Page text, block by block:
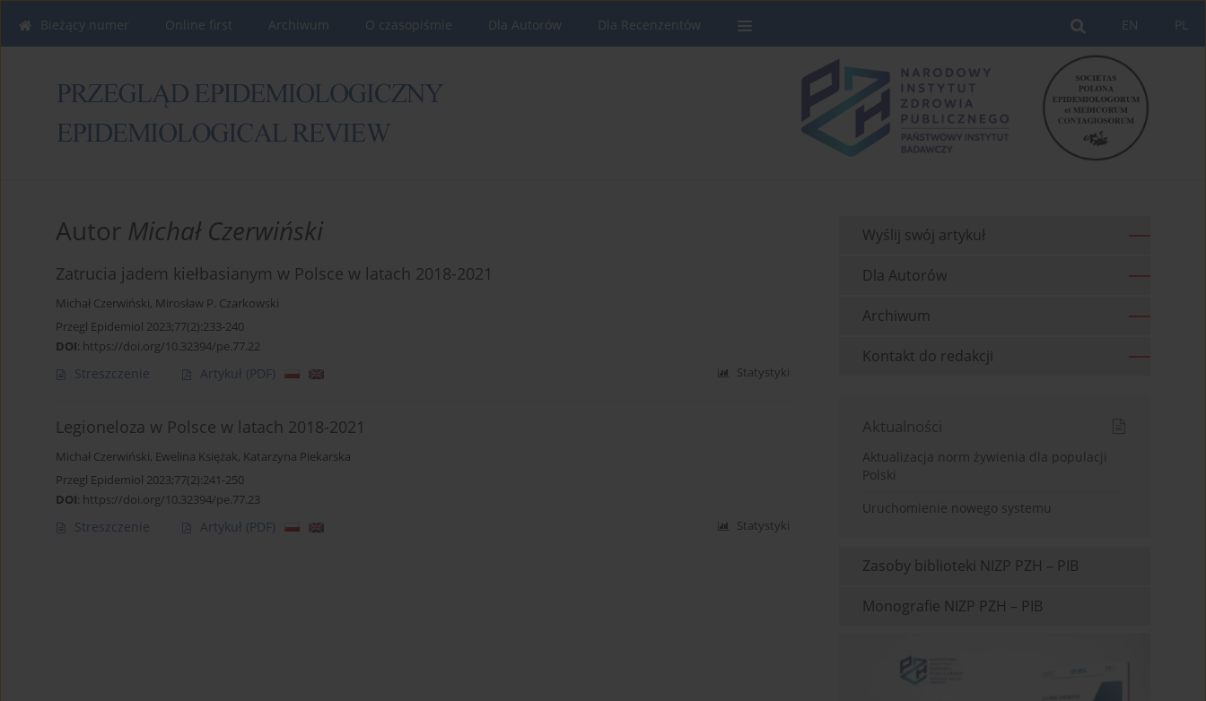
PL
EN
Bieżący numer Online first Archiwum O czasopiśmie Dla Autorów Dla Recenzentów
Autor Michał Czerwiński
Zatrucia jadem kiełbasianym w Polsce w latach 2018-2021
Michał Czerwiński, Mirosław P. Czarkowski
Przegl Epidemiol 2023;77(2):233-240
DOI: https://doi.org/10.32394/pe.77.22
Streszczenie Artykuł (PDF) Statystyki
Legioneloza w Polsce w latach 2018-2021
Michał Czerwiński, Ewelina Księżak, Katarzyna Piekarska
Przegl Epidemiol 2023;77(2):241-250
DOI: https://doi.org/10.32394/pe.77.23
Streszczenie Artykuł (PDF) Statystyki
Wyślij swój artykuł
Dla Autorów
Archiwum
Kontakt do redakcji
Aktualności
Aktualizacja norm żywienia dla populacji
Polski
Uruchomienie nowego systemu
Zasoby biblioteki NIZP PZH – PIB
Monografie NIZP PZH – PIB